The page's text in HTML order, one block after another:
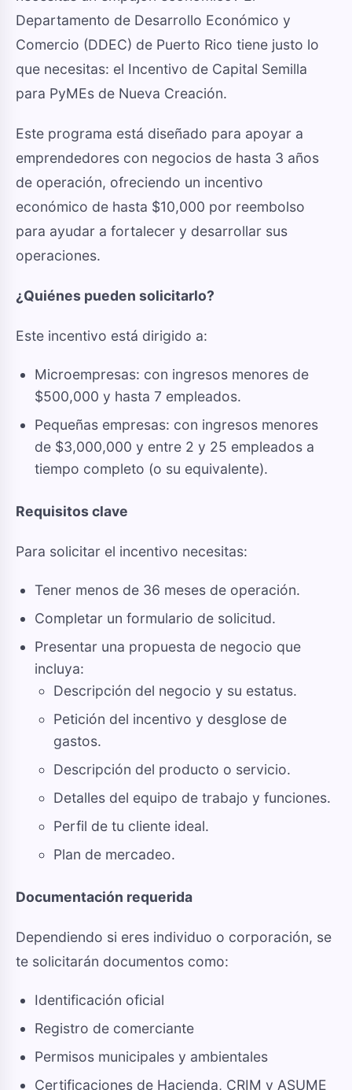
Departamento de Desarrollo Económico y
Comercio (DDEC) de Puerto Rico tiene justo lo
que necesitas: el Incentivo de Capital Semilla
para PyMEs de Nueva Creación.
Este programa está diseñado para apoyar a
emprendedores con negocios de hasta 3 años
de operación, ofreciendo un incentivo
económico de hasta $10,000 por reembolso
para ayudar a fortalecer y desarrollar sus
operaciones.
¿Quiénes pueden solicitarlo?
Este incentivo está dirigido a:
Microempresas: con ingresos menores de
$500,000 y hasta 7 empleados.
Pequeñas empresas: con ingresos menores
de $3,000,000 y entre 2 y 25 empleados a
tiempo completo (o su equivalente).
Requisitos clave
Para solicitar el incentivo necesitas:
Tener menos de 36 meses de operación.
Completar un formulario de solicitud.
Presentar una propuesta de negocio que
incluya:
Descripción del negocio y su estatus.
Petición del incentivo y desglose de
gastos.
Descripción del producto o servicio.
Detalles del equipo de trabajo y funciones.
Perfil de tu cliente ideal.
Plan de mercadeo.
Documentación requerida
Dependiendo si eres individuo o corporación, se
te solicitarán documentos como:
Identificación oficial
Registro de comerciante
Permisos municipales y ambientales
Certificaciones de Hacienda, CRIM y ASUME